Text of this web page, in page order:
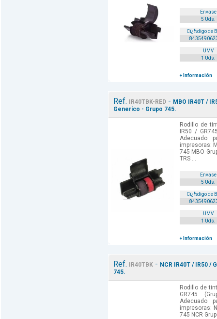
Envase
5 Uds.
Cï¿½digo de
UMV
1 Uds.
+ Información
Ref. IR40TBK-RED- MBO IR40T /
Generico - Grupo 745.
Rodillo de
IR50 /
Adecuado
impresoras:
745 MBO
TRS ...
Envase
5 Uds.
Cï¿½digo de
UMV
1 Uds.
+ Información
Ref. IR40TBK- NCR IR40T / IR50 /
745.
Rodillo de
GR745
Adecuado
impresoras:
745 NCR